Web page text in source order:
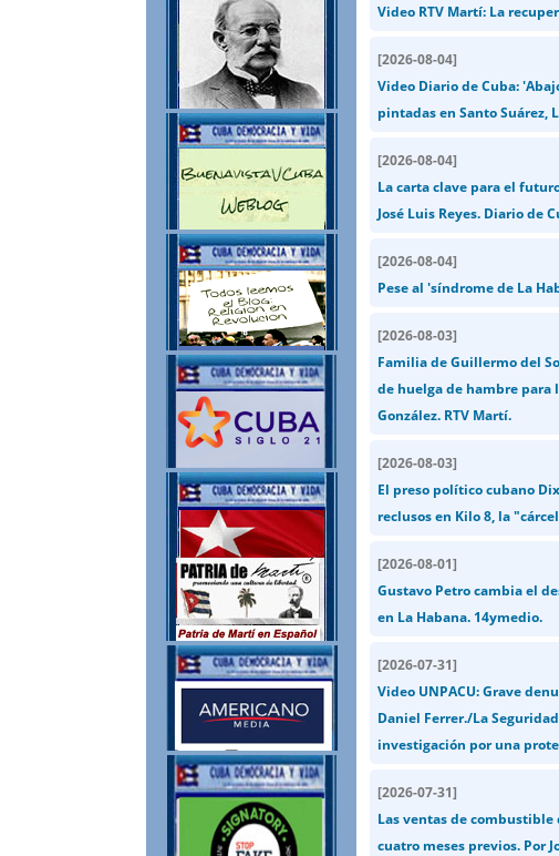
Video RTV Martí: La
[2026-08-04]
Video Diario de Cuba:
pintadas en Santo Suárez,
[2026-08-04]
La carta clave para el
José Luis Reyes. Diario de
[2026-08-04]
Pese al 'síndrome de La
[2026-08-03]
Familia de Guillermo del
de huelga de hambre para
González. RTV Martí.
[2026-08-03]
El preso político cubano
reclusos en Kilo 8, la
[2026-08-01]
Gustavo Petro cambia el
en La Habana. 14ymedio.
[2026-07-31]
Video UNPACU: Grave
Daniel Ferrer./La
investigación por una
[2026-07-31]
Las ventas de combustible
cuatro meses previos. Por